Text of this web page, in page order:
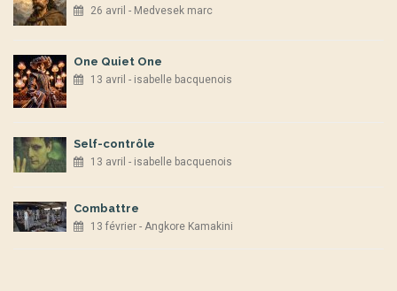
26 avril - Medvesek marc
One Quiet One
13 avril - isabelle bacquenois
Self-contrôle
13 avril - isabelle bacquenois
Combattre
13 février - Angkore Kamakini